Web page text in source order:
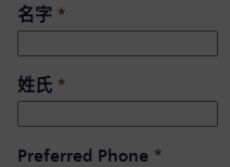
名字 *
姓氏 *
Preferred Phone *